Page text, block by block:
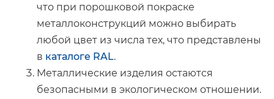
что при порошковой покраске
металлоконструкций можно выбирать
любой цвет из числа тех, что представлены
в каталоге RAL.
Металлические изделия остаются
безопасными в экологическом отношении.